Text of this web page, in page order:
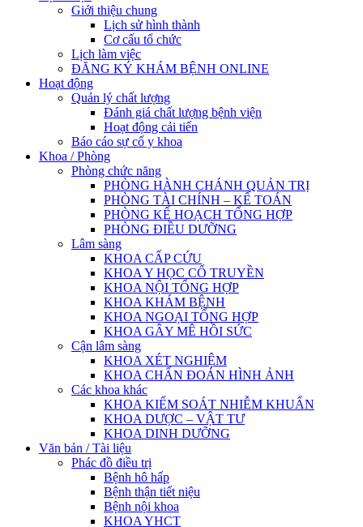
Giới thiệu chung
Lịch sử hình thành
Cơ cấu tổ chức
Lịch làm việc
ĐĂNG KÝ KHÁM BỆNH ONLINE
Hoạt động
Quản lý chất lượng
Đánh giá chất lượng bệnh viện
Hoạt động cải tiến
Báo cáo sự cố y khoa
Khoa / Phòng
Phòng chức năng
PHÒNG HÀNH CHÁNH QUẢN TRỊ
PHÒNG TÀI CHÍNH – KẾ TOÁN
PHÒNG KẾ HOẠCH TỔNG HỢP
PHÒNG ĐIỀU DƯỠNG
Lâm sàng
KHOA CẤP CỨU
KHOA Y HỌC CỔ TRUYỀN
KHOA NỘI TỔNG HỢP
KHOA KHÁM BỆNH
KHOA NGOẠI TỔNG HỢP
KHOA GÂY MÊ HỒI SỨC
Cận lâm sàng
KHOA XÉT NGHIỆM
KHOA CHẨN ĐOÁN HÌNH ẢNH
Các khoa khác
KHOA KIỂM SOÁT NHIỄM KHUẨN
KHOA DƯỢC – VẬT TƯ
KHOA DINH DƯỠNG
Văn bản / Tài liệu
Phác đồ điều trị
Bệnh hô hấp
Bệnh thận tiết niệu
Bệnh nội khoa
KHOA YHCT